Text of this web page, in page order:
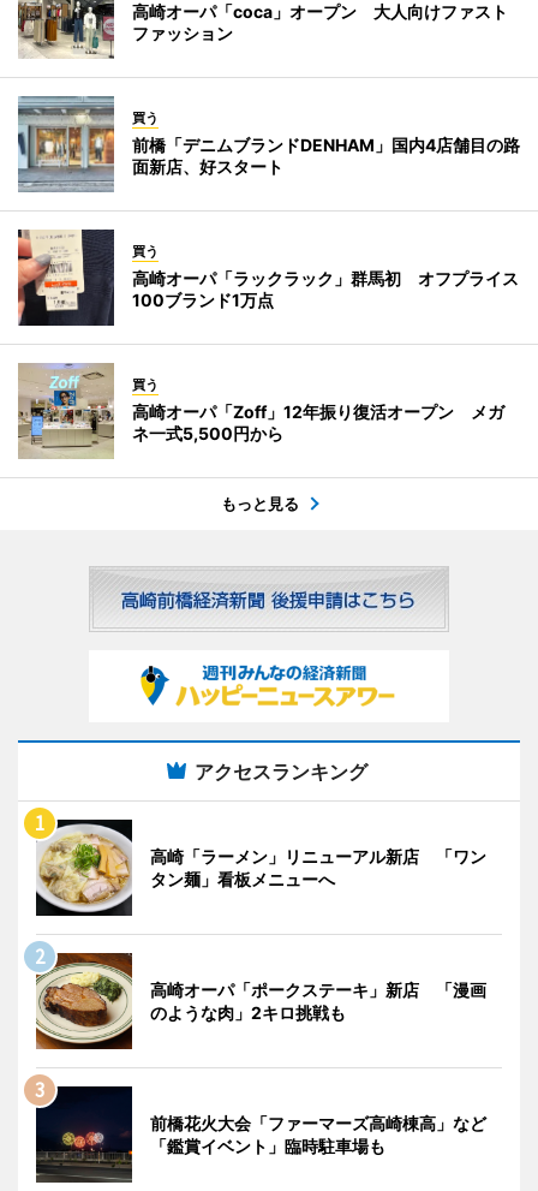
高崎オーパ「coca」オープン 大人向けファスト
ファッション
買う
前橋「デニムブランドDENHAM」国内4店舗目の路
面新店、好スタート
買う
高崎オーパ「ラックラック」群馬初 オフプライス
100ブランド1万点
買う
高崎オーパ「Zoff」12年振り復活オープン メガ
ネ一式5,500円から
もっと見る
アクセスランキング
高崎「ラーメン」リニューアル新店 「ワン
タン麺」看板メニューへ
高崎オーパ「ポークステーキ」新店 「漫画
のような肉」2キロ挑戦も
前橋花火大会「ファーマーズ高崎棟高」など
「鑑賞イベント」臨時駐車場も